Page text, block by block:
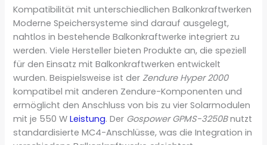
Kompatibilität mit unterschiedlichen Balkonkraftwerken
Moderne Speichersysteme sind darauf ausgelegt,
nahtlos in bestehende Balkonkraftwerke integriert zu
werden. Viele Hersteller bieten Produkte an, die speziell
für den Einsatz mit Balkonkraftwerken entwickelt
wurden. Beispielsweise ist derZendure Hyper 2000
kompatibel mit anderen Zendure-Komponenten und
ermöglicht den Anschluss von bis zu vier Solarmodulen
mit je 550 WLeistung. Der Gospower GPMS-3250Bnutzt
standardisierte MC4-Anschlüsse, was die Integration in